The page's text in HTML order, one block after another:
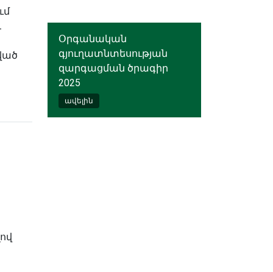
Օրգանական
գյուղատնտեսության
զարգացման ծրագիր
2025
ավելին